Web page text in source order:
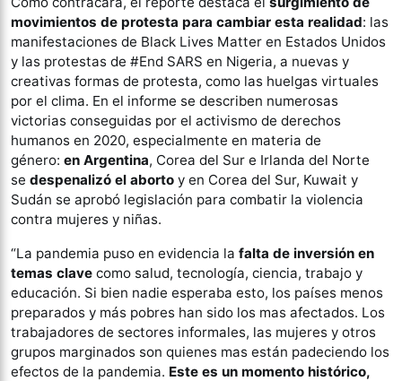
movimientos de protesta para cambiar esta realidad: las
manifestaciones de Black Lives Matter en Estados Unidos
y las protestas de #End SARS en Nigeria, a nuevas y
creativas formas de protesta, como las huelgas virtuales
por el clima. En el informe se describen numerosas
victorias conseguidas por el activismo de derechos
humanos en 2020, especialmente en materia de
género: en Argentina, Corea del Sur e Irlanda del Norte
se despenalizó el aborto y en Corea del Sur, Kuwait y
Sudán se aprobó legislación para combatir la violencia
contra mujeres y niñas.
“La pandemia puso en evidencia la falta de inversión en
temas clave como salud, tecnología, ciencia, trabajo y
educación. Si bien nadie esperaba esto, los países menos
preparados y más pobres han sido los mas afectados. Los
trabajadores de sectores informales, las mujeres y otros
grupos marginados son quienes mas están padeciendo los
efectos de la pandemia. Este es un momento histórico,